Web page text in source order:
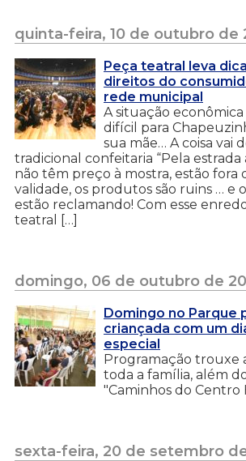
quinta-feira, 10 de outubro de
Peça teatral leva
direitos do
rede municipal
A situação
difícil para
sua mãe… A coisa vai
tradicional confeitaria “Pela estrada
não têm preço à mostra, estão fora
validade, os produtos são ruins … e
estão reclamando! Com esse
teatral […]
domingo, 06 de outubro de
Domingo no Parque
criançada com um
especial
Programação trouxe
toda a família, além
"Caminhos do Centro
sexta-feira, 20 de setembro